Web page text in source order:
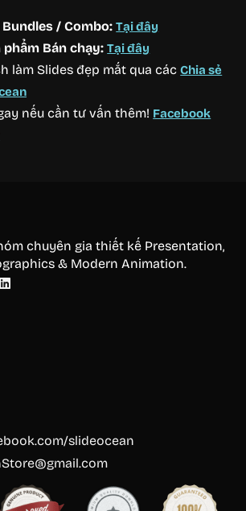
Bundles / Combo:Tại đây
phẩm Bán chạy:Tại đây
làm Slides đẹp mắt qua cácChia sẻ
nếu cần tư vấn thêm! Facebook
chuyên gia thiết kế Presentation,
& Modern Animation.
slideocean